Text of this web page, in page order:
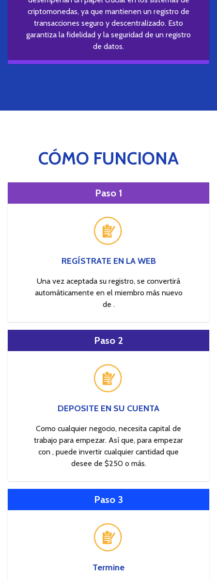
criptomonedas, ya que mantienen un registro de
transacciones seguro y descentralizado. Esto
garantiza la fidelidad y la seguridad de un registro
de datos.
CÓMO FUNCIONA
Paso 1
REGÍSTRATE EN LA WEB
Una vez aceptada su registro, se convertirá
automáticamente en el miembro más nuevo
de .
Paso 2
DEPOSITE EN SU CUENTA
Como cualquier negocio, necesita capital de
trabajo para empezar. Así que, para empezar
con , puede invertir cualquier cantidad que
desee de $250 o más.
Paso 3
Termine